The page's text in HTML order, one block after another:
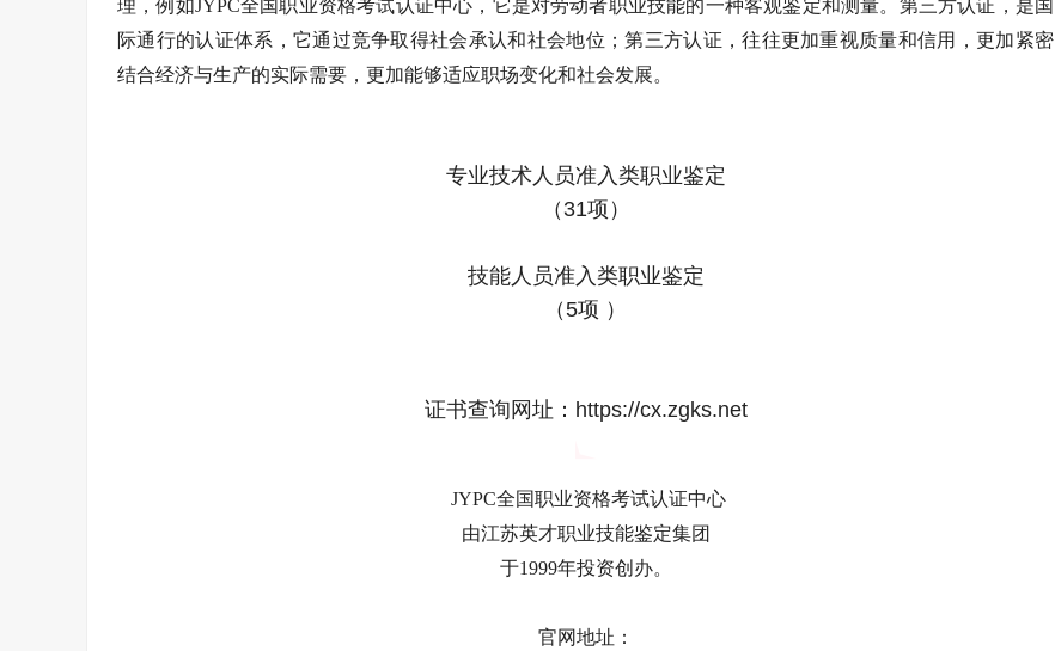
理，例如JYPC全国职业资格考试认证中心，它是对劳动者职业技能的一种客观鉴定和测量。第三方认证，是国
际通行的认证体系，它通过竞争取得社会承认和社会地位；第三方认证，往往更加重视质量和信用，更加紧密
结合经济与生产的实际需要，更加能够适应职场变化和社会发展。
专业技术人员准入类职业鉴定
（31项）
技能人员准入类职业鉴定
（5项 ）
证书查询网址：https://cx.zgks.net
JYPC全国职业资格考试认证中心
由江苏英才职业技能鉴定集团
于1999年投资创办。
官网地址：